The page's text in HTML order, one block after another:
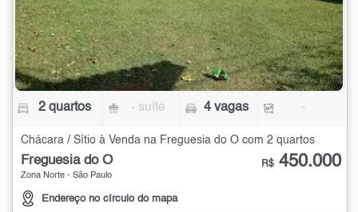
2 quartos - suíte 4 vagas -
Chácara / Sítio à Venda na Freguesia do Ó com 2 quartos
Freguesia do Ó
Zona Norte - São Paulo
Endereço no círculo do mapa
R$ 450.000